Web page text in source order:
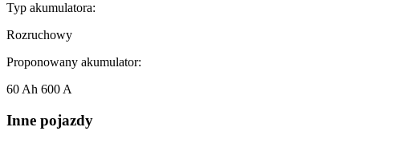
Typ akumulatora:
Rozruchowy
Proponowany akumulator:
60 Ah 600 A
Inne pojazdy